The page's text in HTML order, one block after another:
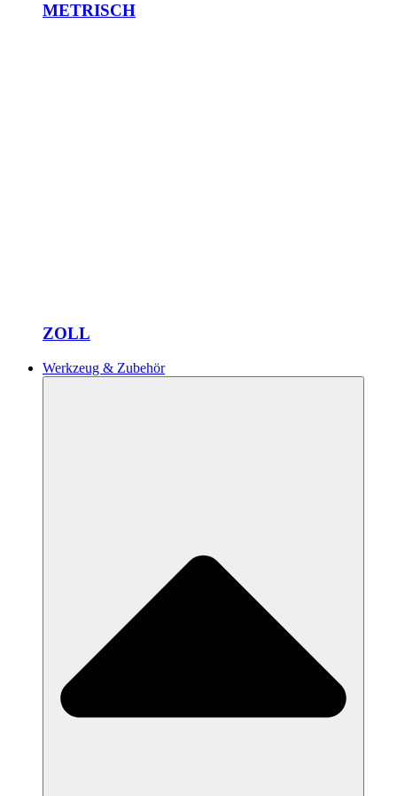
METRISCH
ZOLL
Werkzeug & Zubehör